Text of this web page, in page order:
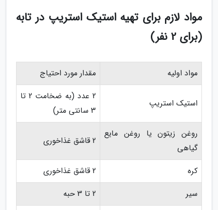
مواد لازم برای تهیه استیک استریپ در تابه
(برای 2 نفر)
مواد اولیه مقدار مورد احتیاج
استیک استریپ
2 عدد (به ضخامت 2 تا
3 سانتی متر)
روغن زیتون یا روغن مایع
گیاهی
2 قاشق غذاخوری
کره
2 قاشق غذاخوری
سیر
2 تا 3 حبه